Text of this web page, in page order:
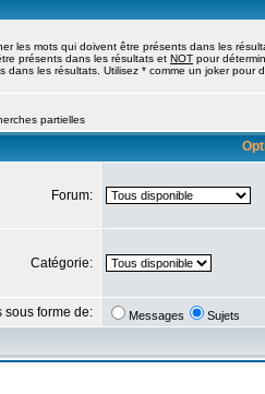
les mots qui doivent être présents dans les
présents dans les résultats et NOT pour
dans les résultats. Utilisez * comme un joker pour
partielles
Forum:
Catégorie:
sous forme de: Messages Sujets